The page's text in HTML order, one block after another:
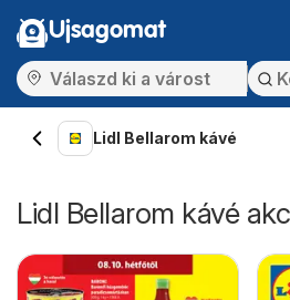
Ujsagomat
Lidl Bellarom kávé
Lidl Bellarom kávé